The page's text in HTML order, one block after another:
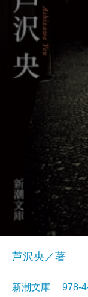
芦沢央／著
新潮文庫 978-